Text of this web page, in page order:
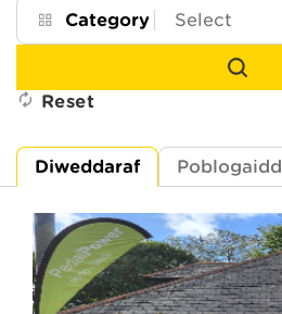
Category
Reset
Diweddaraf Poblogaidd